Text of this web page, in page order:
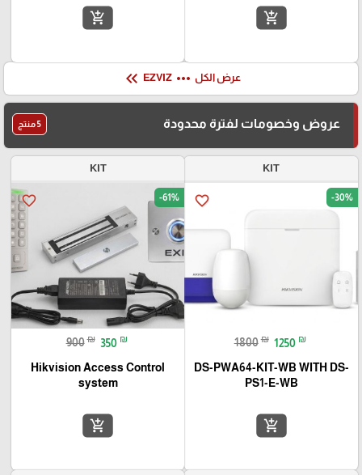
add_shopping_cart
add_shopping_cart
عرض الكل more_horiz
EZVIZ
keyboard_double_arrow_left
عروض وخصومات لفترة محدودة 5 منتج
KIT
favorite_border -30%
1800 ₪ 1250 ₪
DS-PWA64-KIT-WB WITH DS-
PS1-E-WB
add_shopping_cart
KIT
favorite_border -61%
900 ₪ 350 ₪
Hikvision Access Control
system
add_shopping_cart